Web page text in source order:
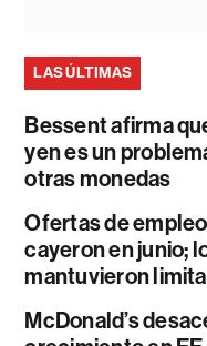
LAS ÚLTIMAS
Bessent afirma
yen es un
otras monedas
Ofertas de empleo
cayeron en junio;
mantuvieron
McDonald’s